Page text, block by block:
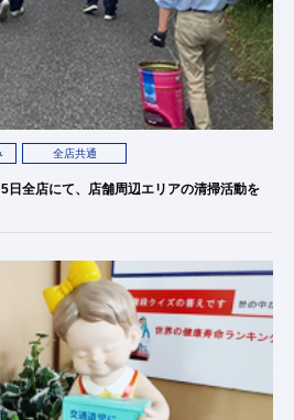
全店共通
日全店にて、店舗周辺エリアの清掃活動を